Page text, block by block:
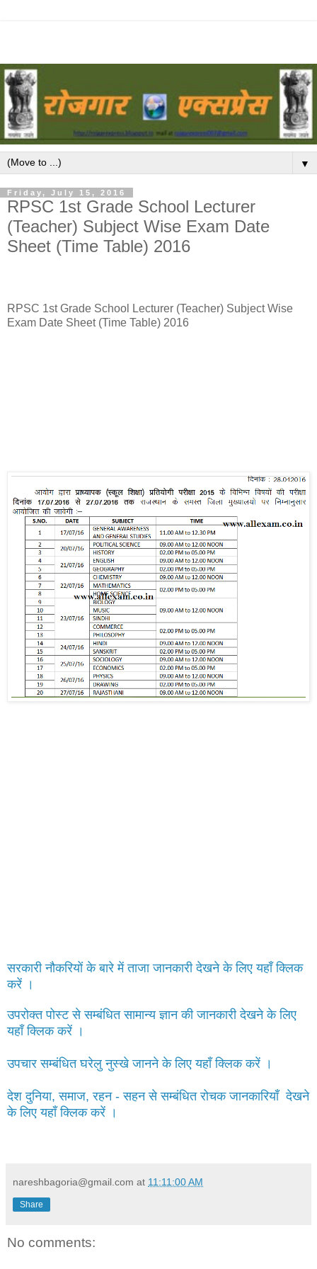
▼
Friday, July 15, 2016
RPSC 1st Grade School Lecturer
(Teacher) Subject Wise Exam Date
Sheet (Time Table) 2016
RPSC 1st Grade School Lecturer (Teacher) Subject Wise
Exam Date Sheet (Time Table) 2016
सरकारी नौकरियों के बारे में ताजा जानकारी देखने के लिए यहाँ क्लिक
करें ।
उपरोक्त पोस्ट से सम्बंधित सामान्य ज्ञान की जानकारी देखने के लिए
यहाँ क्लिक करें ।
उपचार सम्बंधित घरेलु नुस्खे जानने के लिए यहाँ क्लिक करें ।
देश दुनिया, समाज, रहन - सहन से सम्बंधित रोचक जानकारियाँ देखने
के लिए यहाँ क्लिक करें ।
nareshbagoria@gmail.com at 11:11:00 AM
Share
No comments: